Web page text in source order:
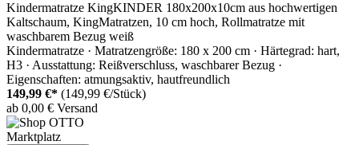
Kindermatratze KingKINDER 180x200x10cm aus hochwertigen
Kaltschaum, KingMatratzen, 10 cm hoch, Rollmatratze mit
waschbarem Bezug weiß
Kindermatratze · Matratzengröße: 180 x 200 cm · Härtegrad: hart,
H3 · Ausstattung: Reißverschluss, waschbarer Bezug ·
Eigenschaften: atmungsaktiv, hautfreundlich
149,99 €* (149,99 €/Stück)
ab 0,00 € Versand
Marktplatz